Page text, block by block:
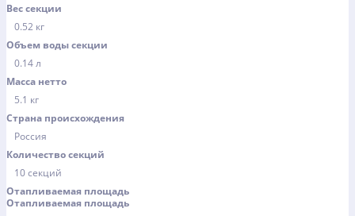
Вес секции
0.52 кг
Объем воды секции
0.14 л
Масса нетто
5.1 кг
Страна происхождения
Россия
Количество секций
10 секций
Отапливаемая площадь
Отапливаемая площадь